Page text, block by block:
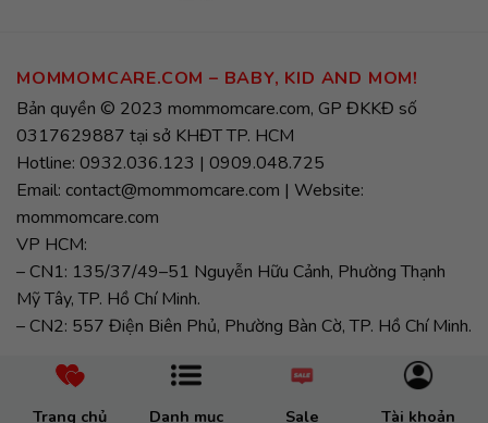
Trang chủ Danh mục Sale Tài khoản
MOMMOMCARE.COM – BABY, KID AND MOM!
Bản quyền © 2023 mommomcare.com, GP ĐKKĐ số
0317629887 tại sở KHĐT TP. HCM
Hotline: 0932.036.123 | 0909.048.725
Email: contact@mommomcare.com | Website:
mommomcare.com
VP HCM:
– CN1: 135/37/49–51 Nguyễn Hữu Cảnh, Phường Thạnh
Mỹ Tây, TP. Hồ Chí Minh.
– CN2: 557 Điện Biên Phủ, Phường Bàn Cờ, TP. Hồ Chí Minh.